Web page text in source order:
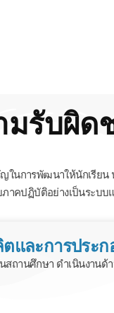
มรับผิด
ในการพัฒนาให้นักเรีย
ภาคปฏิบัติอย่างเป็นระบบ
ตและการปร
ถานศึกษา ดำเนินงานด้